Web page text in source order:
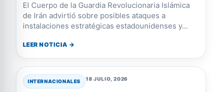
El Cuerpo de la Guardia Revolucionaria Islámica
de Irán advirtió sobre posibles ataques a
instalaciones estratégicas estadounidenses y...
LEER NOTICIA →
INTERNACIONALES 18 JULIO, 2026